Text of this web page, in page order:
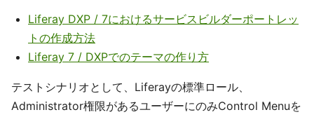
Liferay DXP / 7におけるサービスビルダーポートレッ
トの作成方法
Liferay 7 / DXPでのテーマの作り方
テストシナリオとして、Liferayの標準ロール、
Administrator権限があるユーザーにのみControl Menuを